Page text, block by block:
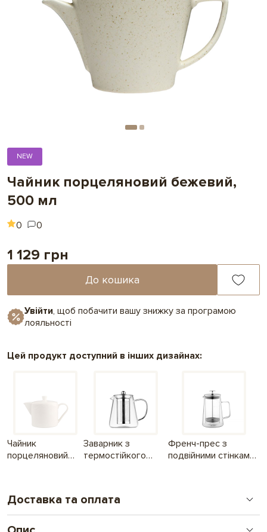
NEW
Чайник порцеляновий бежевий,
500 мл
0 0
1 129 грн
До кошика
Увійти, щоб побачити вашу знижку за програмою
лояльності
Цей продукт доступний в інших дизайнах:
Чайник
порцеляновий
Заварник з
термостійкого
Френч-прес з
подвійними стінками,
Доставка та оплата
Замовлення оплачені до 16.00 відправляємо день в день, після